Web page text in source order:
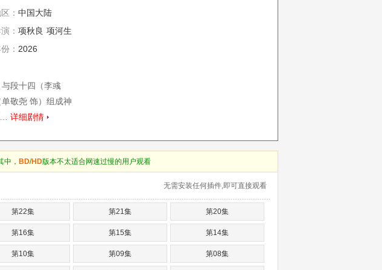
： 中国大陆
： 项秋良 项河生
： 2026
段十四（李彧
敬尧 饰）组成神
详细剧情
中， BD/HD版本不太适合网速过慢的用户观看
无需安装任何插件,即可直接观看
第22集 第21集 第20集
第16集 第15集 第14集
第10集 第09集 第08集